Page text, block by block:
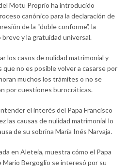
Motu Proprio ha introducido
canónico para la declaración de
de la “doble conforme”, la
y la gratuidad universal.
los casos de nulidad matrimonial y
que no es posible volver a casarse por
muchos los trámites o no se
por cuestiones burocráticas.
el interés del Papa Francisco
las causas de nulidad matrimonial lo
de su sobrina María Inés Narvaja.
en Aleteia, muestra cómo el Papa
Mario Bergoglio se interesó por su